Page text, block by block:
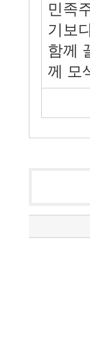
민족
기보
함께
께 모